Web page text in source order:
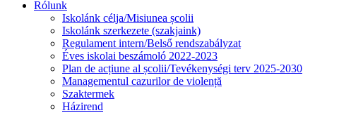
Rólunk
Iskolánk célja/Misiunea școlii
Iskolánk szerkezete (szakjaink)
Regulament intern/Belső rendszabályzat
Éves iskolai beszámoló 2022-2023
Plan de acțiune al școlii/Tevékenységi terv 2025-2030
Managementul cazurilor de violență
Szaktermek
Házirend